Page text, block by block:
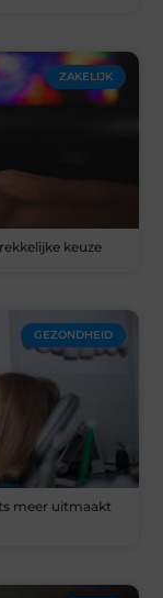
ZAKELIJK
keuze
GEZONDHEID
meer uitmaakt